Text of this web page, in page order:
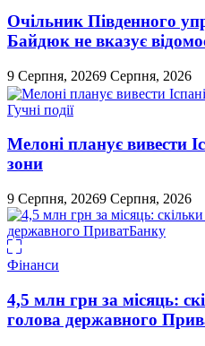
Очільник Південного
Байдюк не вказує
9 Серпня, 20269 Серпня, 2026
Гучні події
Мелоні планує вивести
зони
9 Серпня, 20269 Серпня, 2026
Фінанси
4,5 млн грн за місяць:
голова державного